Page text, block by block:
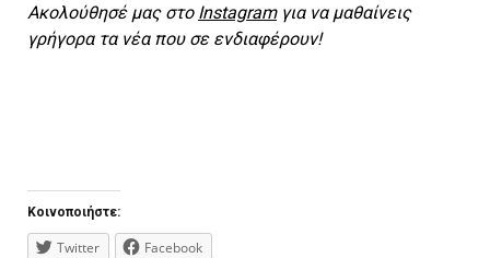
Ακολούθησέ μας στο Instagramγια να μαθαίνεις
γρήγορα τα νέα που σε ενδιαφέρουν!
Κοινοποιήστε:
Twitter Facebook